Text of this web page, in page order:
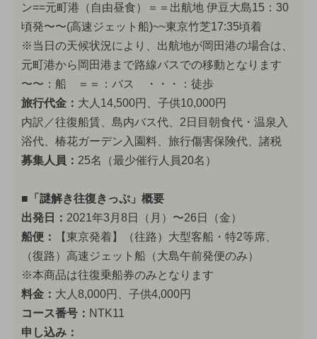
ン==元町港（自由昼食）＝＝出航地 伊豆大島15：30
頃発〜〜(高速ジェット船)~~東京竹芝17:35頃着
※当日の天候状況により、出航地が岡田港の場合は、
元町港から岡田港まで路線バスでの移動となります
〜〜：船 ＝＝：バス ・・・：徒歩
旅行代金： 大人14,500円、子供10,000円
内訳／往復船賃、島内バス代、2日目朝食代・温泉入
浴代、椿花ガーデン入園料、旅行傷害保険代、諸税
募集人員： 25名（最少催行人員20名）
■「謎解き往復きっぷ」概要
出発日： 2021年3月8日（月）〜26日（金）
船便：
【東京発着】（往路）大型客船・特2等席、
（復路）高速ジェット船（大島午前発便のみ）
※本商品は往復乗船券のみとなります
料金： 大人8,000円、子供4,000円
コース番号： NTK11
申し込み：